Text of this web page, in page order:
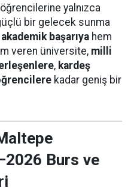
yalnızca
bir gelecek sunma
akademik başarıya hem
veren üniversite, milli
, kardeş
kadar geniş bir
Burs ve